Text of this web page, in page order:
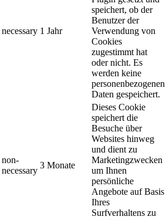
necessary 1 Jahr
speichert, ob der
Benutzer der
Verwendung von
Cookies
zugestimmt hat
oder nicht. Es
werden keine
personenbezogenen
Daten gespeichert.
non-
necessary
3 Monate
Dieses Cookie
speichert die
Besuche über
Websites hinweg
und dient zu
Marketingzwecken
um Ihnen
persönliche
Angebote auf Basis
Ihres
Surfverhaltens zu